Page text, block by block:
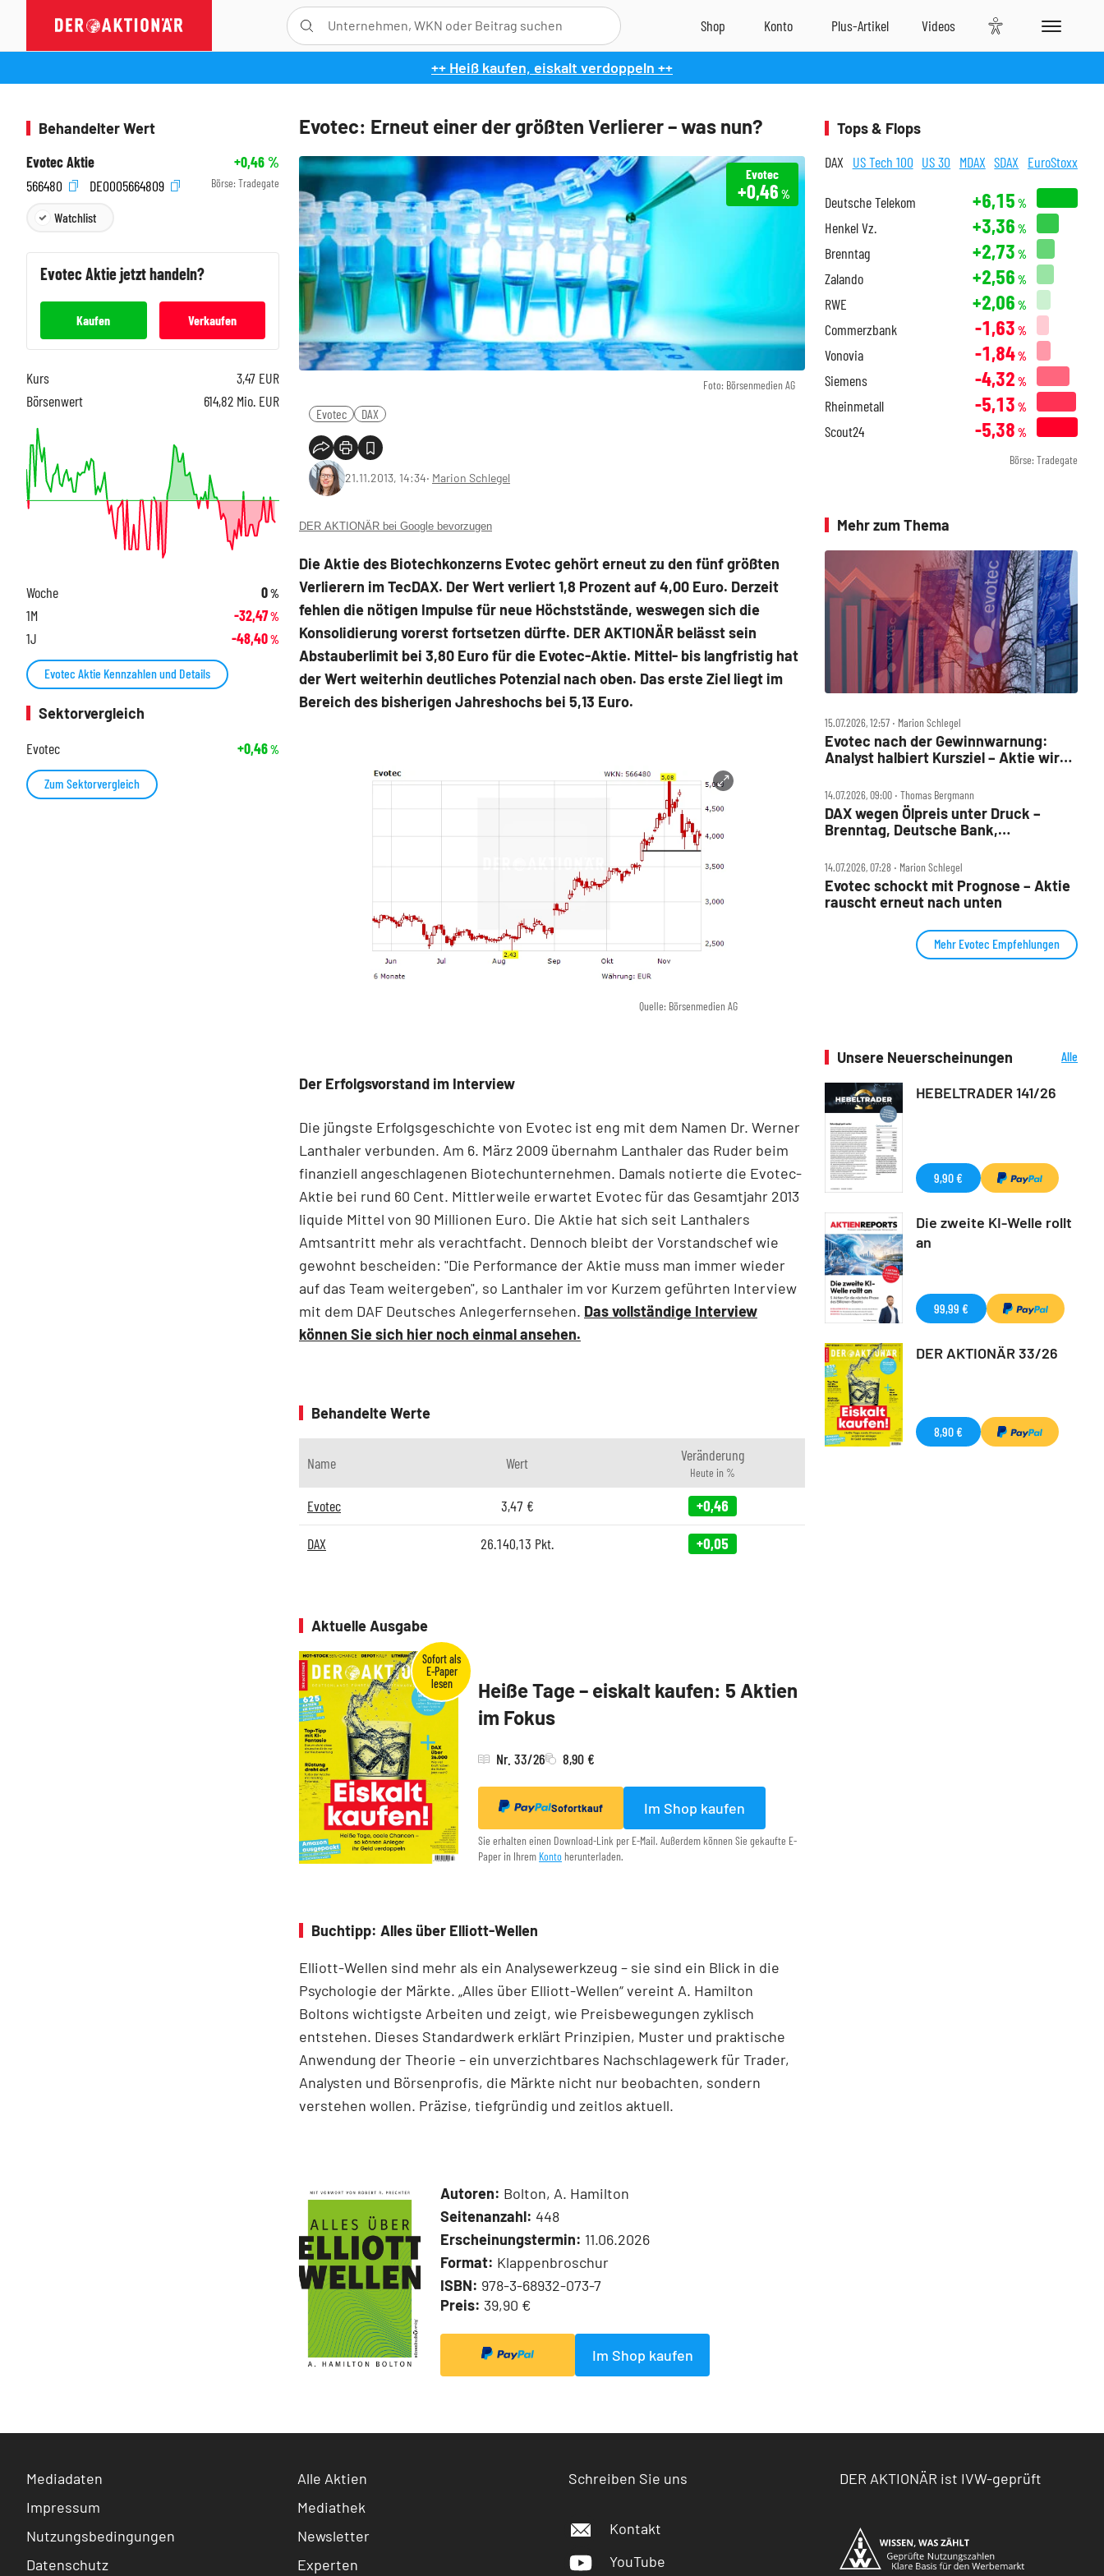
++ Heiß kaufen, eiskalt verdoppeln ++
Evotec: Erneut einer der größten Verlierer – was nun?
Foto: Börsenmedien AG
Evotec
+0,46 %
Evotec DAX
21.11.2013, 14:34‧ Marion Schlegel
DER AKTIONÄR bei Google bevorzugen
Die Aktie des Biotechkonzerns Evotec gehört erneut zu den fünf größten
Verlierern im TecDAX. Der Wert verliert 1,8 Prozent auf 4,00 Euro. Derzeit
fehlen die nötigen Impulse für neue Höchststände, weswegen sich die
Konsolidierung vorerst fortsetzen dürfte. DER AKTIONÄR belässt sein
Abstauberlimit bei 3,80 Euro für die Evotec-Aktie. Mittel- bis langfristig hat
der Wert weiterhin deutliches Potenzial nach oben. Das erste Ziel liegt im
Bereich des bisherigen Jahreshochs bei 5,13 Euro.
Quelle: Börsenmedien AG
Der Erfolgsvorstand im Interview
Die jüngste Erfolgsgeschichte von Evotec ist eng mit dem Namen Dr. Werner
Lanthaler verbunden. Am 6. März 2009 übernahm Lanthaler das Ruder beim
finanziell angeschlagenen Biotechunternehmen. Damals notierte die Evotec-
Aktie bei rund 60 Cent. Mittlerweile erwartet Evotec für das Gesamtjahr 2013
liquide Mittel von 90 Millionen Euro. Die Aktie hat sich seit Lanthalers
Amtsantritt mehr als verachtfacht. Dennoch bleibt der Vorstandschef wie
gewohnt bescheiden: "Die Performance der Aktie muss man immer wieder
auf das Team weitergeben", so Lanthaler im vor Kurzem geführten Interview
mit dem DAF Deutsches Anlegerfernsehen. Das vollständige Interview
können Sie sich hier noch einmal ansehen.
Behandelte Werte
Name Wert Veränderung
Heute in %
Evotec 3,47 € +0,46
DAX 26.140,13 Pkt. +0,05
Aktuelle Ausgabe
Heiße Tage – eiskalt kaufen: 5 Aktien
im Fokus
Nr. 33/26 8,90 €
Sofortkauf Im Shop kaufen
Sie erhalten einen Download-Link per E-Mail. Außerdem können Sie gekaufte E-
Paper in Ihrem Konto herunterladen.
Buchtipp: Alles über Elliott-Wellen
Elliott-Wellen sind mehr als ein Analysewerkzeug – sie sind ein Blick in die
Psychologie der Märkte. „Alles über Elliott-Wellen“ vereint A. Hamilton
Boltons wichtigste Arbeiten und zeigt, wie Preisbewegungen zyklisch
entstehen. Dieses Standardwerk erklärt Prinzipien, Muster und praktische
Anwendung der Theorie – ein unverzichtbares Nachschlagewerk für Trader,
Analysten und Börsenprofis, die Märkte nicht nur beobachten, sondern
verstehen wollen. Präzise, tiefgründig und zeitlos aktuell.
Autoren: Bolton, A. Hamilton
Seitenanzahl: 448
Erscheinungstermin: 11.06.2026
Format: Klappenbroschur
ISBN: 978-3-68932-073-7
Preis: 39,90 €
Im Shop kaufen
Behandelter Wert
Evotec Aktie
+0,46%
566480
DE0005664809 Börse: Tradegate
Watchlist
EvotecAktie jetzt handeln?
Kaufen Verkaufen
Kurs 3,47 EUR
Börsenwert
614,82 Mio. EUR
Woche 0%
1M -32,47%
1J -48,40%
Evotec Aktie Kennzahlen und Details
Sektorvergleich
Evotec
+0,46%
Zum Sektorvergleich
Tops & Flops
DAX US Tech 100 US 30 MDAX SDAX EuroStoxx
Deutsche Telekom +6,15 %
Henkel Vz. +3,36 %
Brenntag +2,73 %
Zalando +2,56 %
RWE +2,06 %
Commerzbank -1,63 %
Vonovia -1,84%
Siemens -4,32 %
Rheinmetall -5,13 %
Scout24 -5,38 %
Börse: Tradegate
Mehr zum Thema
15.07.2026, 12:57 ‧ Marion Schlegel
Evotec nach der Gewinnwarnung:
Analyst halbiert Kursziel – Aktie wird
14.07.2026, 09:00 ‧ Thomas Bergmann
DAX wegen Ölpreis unter Druck –
Brenntag, Deutsche Bank,
Volkswagen im Check
14.07.2026, 07:28 ‧ Marion Schlegel
Evotec schockt mit Prognose – Aktie
rauscht erneut nach unten
Mehr Evotec Empfehlungen
Unsere Neuerscheinungen
Alle
HEBELTRADER 141/26
9,90 €
Die zweite KI-Welle rollt
an
99,99 €
DER AKTIONÄR 33/26
8,90 €
Mediadaten
Impressum
Nutzungsbedingungen
Datenschutz
Alle Aktien
Mediathek
Newsletter
Experten
Schreiben Sie uns
Kontakt
YouTube
DER AKTIONÄR ist IVW-geprüft